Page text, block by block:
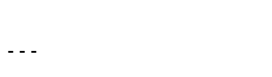
---